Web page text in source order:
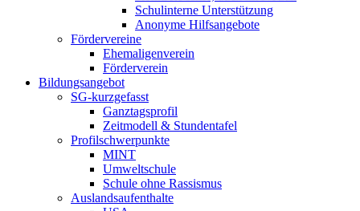
Schulinterne Unterstützung
Anonyme Hilfsangebote
Fördervereine
Ehemaligenverein
Förderverein
Bildungsangebot
SG-kurzgefasst
Ganztagsprofil
Zeitmodell & Stundentafel
Profilschwerpunkte
MINT
Umweltschule
Schule ohne Rassismus
Auslandsaufenthalte